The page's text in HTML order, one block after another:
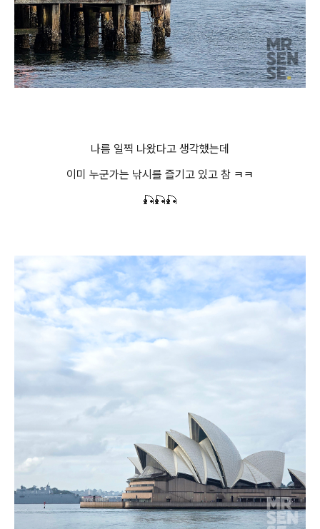
나름 일찍 나왔다고 생각했는데
이미 누군가는 낚시를 즐기고 있고 참 ㅋㅋ
🎣🎣🎣